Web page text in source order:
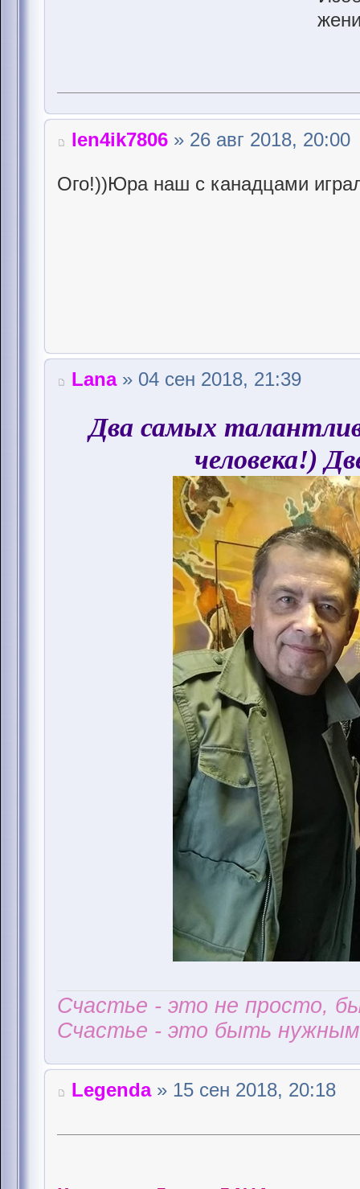
len4ik7806 » 26 авг 2018, 20:00
Ого!))Юра наш с канадцами
Lana» 04 сен 2018, 21:39
Два самых
человека!)
Счастье - это не просто,
Счастье - это быть
Legenda» 15 сен 2018, 20:18